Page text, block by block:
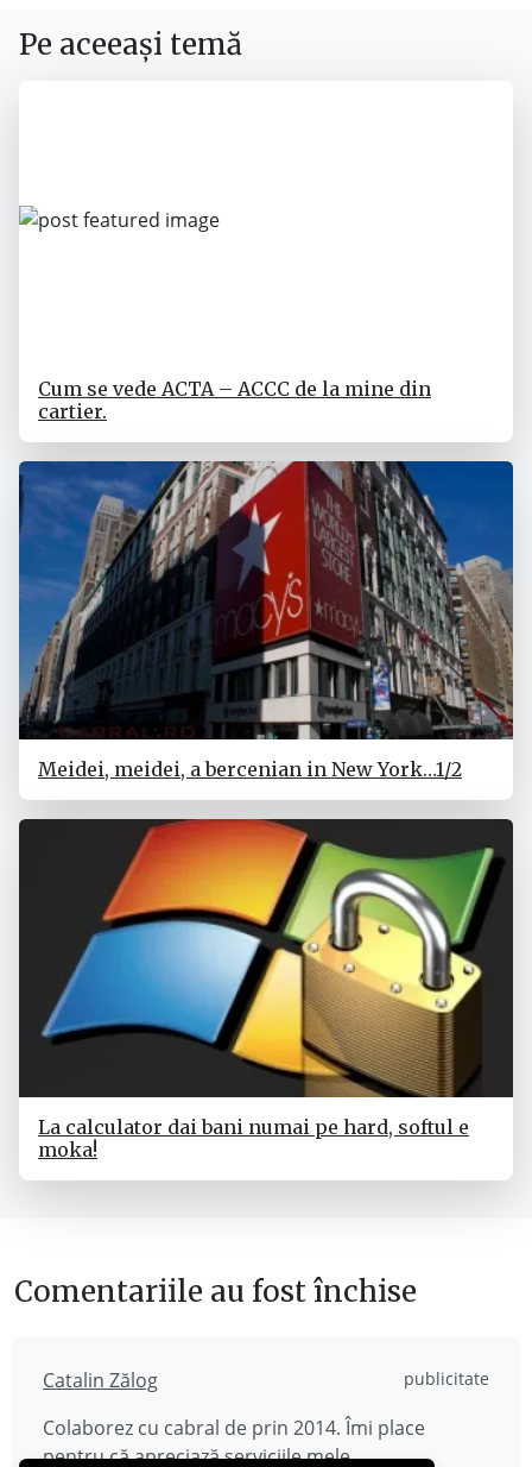
Pe aceeași temă
Cum se vede ACTA – ACCC de la mine din
cartier.
Meidei, meidei, a bercenian in New York…1/2
La calculator dai bani numai pe hard, softul e
moka!
Comentariile au fost închise
Catalin Zălog publicitate
Colaborez cu cabral de prin 2014. Îmi place
pentru că apreciazăserviciile mele.